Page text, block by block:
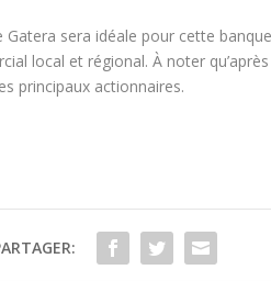
Gatera sera idéale pour cette
local et régional. À noter
principaux actionnaires.